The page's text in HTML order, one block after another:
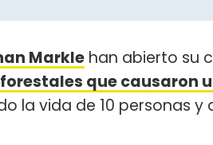
Markle han abierto su
que causaron
la vida de 10 personas y